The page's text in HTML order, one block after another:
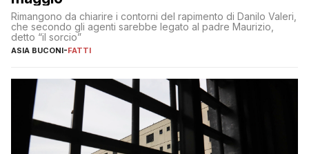
Rimangono da chiarire i contorni del rapimento di Danilo Valeri,
che secondo gli agenti sarebbe legato al padre Maurizio,
detto “il sorcio”
ASIA BUCONI-FATTI